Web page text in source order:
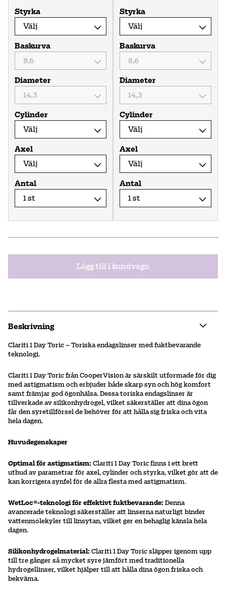
Styrka
Baskurva
Diameter
Cylinder
Axel
Antal
Styrka
Baskurva
Diameter
Cylinder
Axel
Antal
Lägg till i kundvagn
Beskrivning
Clariti 1 Day Toric – Toriska endagslinser med fuktbevarande
teknologi.
Clariti 1 Day Toric från CooperVision är särskilt utformade för dig
med astigmatism och erbjuder både skarp syn och hög komfort
samt främjar god ögonhälsa. Dessa toriska endagslinser är
tillverkade av silikonhydrogel, vilket säkerställer att dina ögon
får den syretillförsel de behöver för att hålla sig friska och vita
hela dagen.
Huvudegenskaper
Optimal för astigmatism: Clariti 1 Day Toric finns i ett brett
utbud av parametrar för axel, cylinder och styrka, vilket gör att de
kan korrigera synfel för de allra flesta med astigmatism.
WetLoc®-teknologi för effektivt fuktbevarande: Denna
avancerade teknologi säkerställer att linserna naturligt binder
vattenmolekyler till linsytan, vilket ger en behaglig känsla hela
dagen.
Silikonhydrogelmaterial: Clariti 1 Day Toric släpper igenom upp
till tre gånger så mycket syre jämfört med traditionella
hydrogellinser, vilket hjälper till att hålla dina ögon friska och
bekväma.